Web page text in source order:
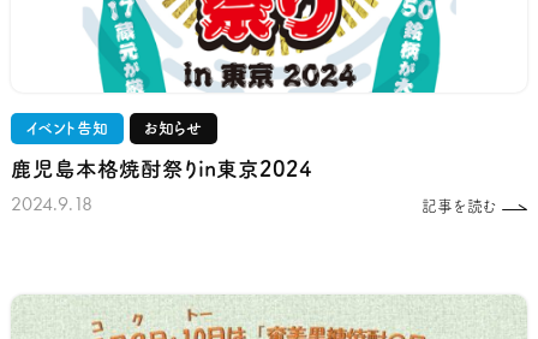
イベント告知 お知らせ
鹿児島本格焼酎祭りin東京2024
2024.9.18 記事を読む